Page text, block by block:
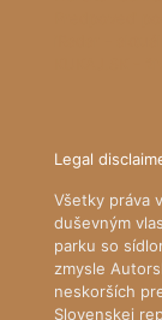
Legal
Všetky práva
duševným
parku so
zmysle
neskorších
Slovenskej